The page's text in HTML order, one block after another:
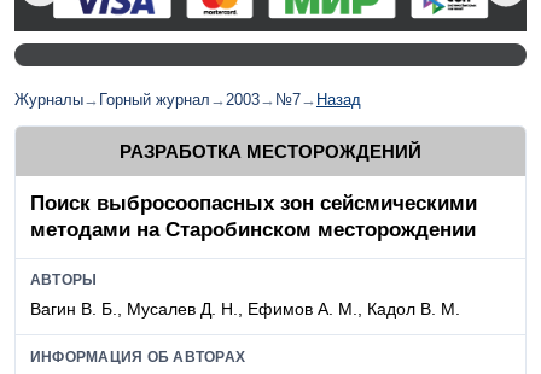
Журналы→ Горный журнал →2003→ №7→ Назад
РАЗРАБОТКА МЕСТОРОЖДЕНИЙ
Поиск выбросоопасных зон сейсмическими
методами на Старобинском месторождении
АВТОРЫ
Вагин В. Б., Мусалев Д. Н., Ефимов А. М., Кадол В. М.
ИНФОРМАЦИЯ ОБ АВТОРАХ